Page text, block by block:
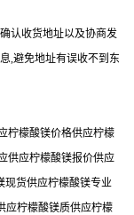
认收货地址以及协商发
,避免地址有误收不到东
柠檬酸镁价格供应柠檬
供应柠檬酸镁报价供应
现货供应柠檬酸镁专业
应柠檬酸镁质供应柠檬